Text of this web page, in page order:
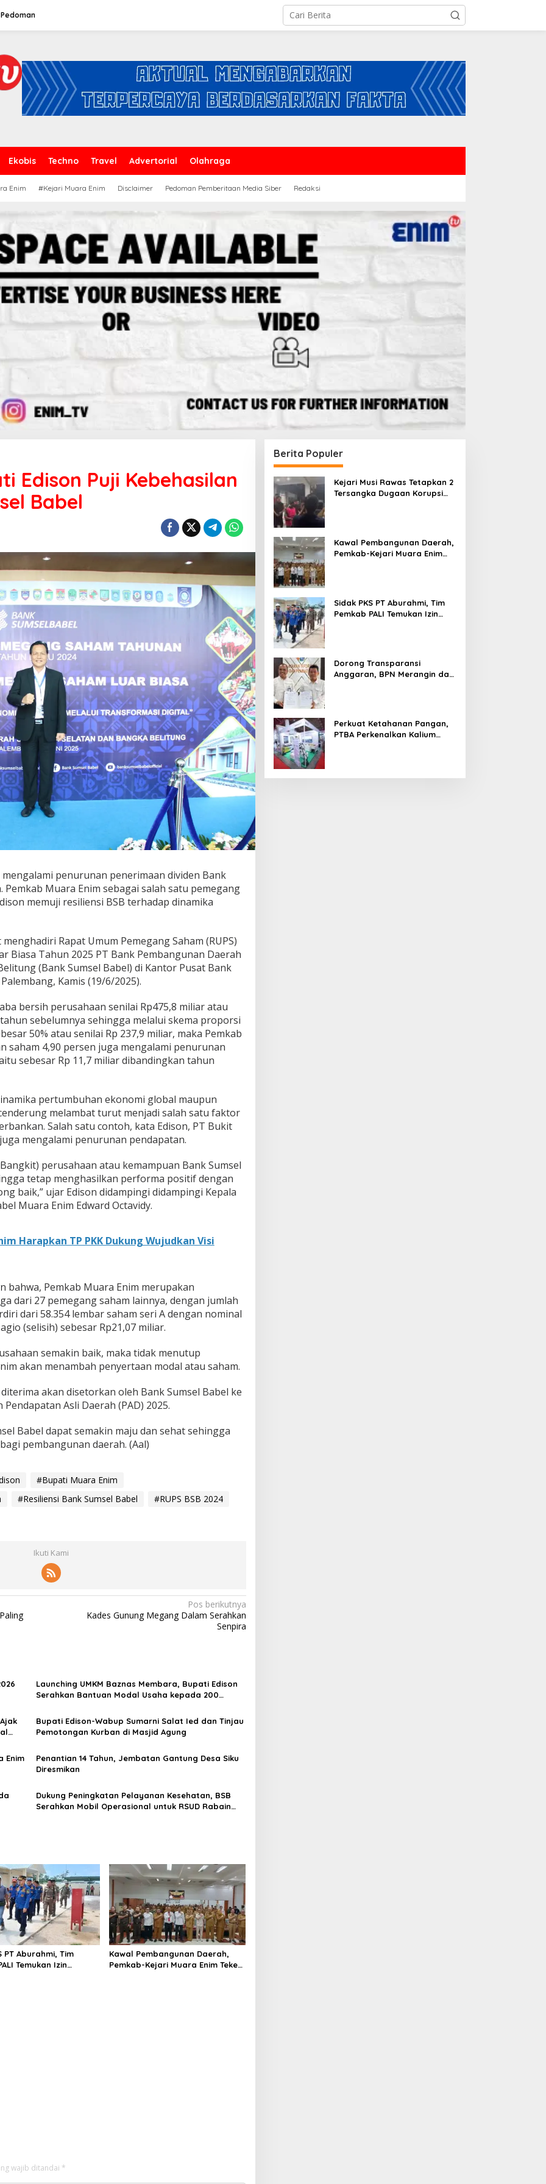
Pedoman
Ekobis Techno Travel Advertorial Olahraga
Enim #Kejari Muara Enim Disclaimer Pedoman Pemberitaan Media Siber Redaksi
Edison Puji Kebehasilan
Babel
mengalami penurunan penerimaan dividen Bank
Pemkab Muara Enim sebagai salah satu pemegang
memuji resiliensi BSB terhadap dinamika
Rapat Umum Pemegang Saham (RUPS)
Biasa Tahun 2025 PT Bank Pembangunan Daerah
(Bank Sumsel Babel) di Kantor Pusat Bank
Kamis (19/6/2025).
bersih perusahaan senilai Rp475,8 miliar atau
sebelumnya sehingga melalui skema proporsi
50% atau senilai Rp 237,9 miliar, maka Pemkab
saham 4,90 persen juga mengalami penurunan
sebesar Rp 11,7 miliar dibandingkan tahun
pertumbuhan ekonomi global maupun
melambat turut menjadi salah satu faktor
Salah satu contoh, kata Edison, PT Bukit
mengalami penurunan pendapatan.
perusahaan atau kemampuan Bank Sumsel
tetap menghasilkan performa positif dengan
baik,” ujar Edison didampingi didampingi Kepala
Muara Enim Edward Octavidy.
Harapkan TP PKK Dukung Wujudkan Visi
bahwa, Pemkab Muara Enim merupakan
dari 27 pemegang saham lainnya, dengan jumlah
dari 58.354 lembar saham seri A dengan nominal
(selisih) sebesar Rp21,07 miliar.
semakin baik, maka tidak menutup
akan menambah penyertaan modal atau saham.
akan disetorkan oleh Bank Sumsel Babel ke
Asli Daerah (PAD) 2025.
Babel dapat semakin maju dan sehat sehingga
pembangunan daerah. (Aal)
#Bupati Muara Enim
#Resiliensi Bank Sumsel Babel
#RUPS BSB 2024
Ikuti Kami
Pos berikutnya
Kades Gunung Megang Dalam Serahkan
Senpira
Launching UMKM Baznas Membara, Bupati Edison
Serahkan Bantuan Modal Usaha kepada 200
Bupati Edison-Wabup Sumarni Salat Ied dan Tinjau
Pemotongan Kurban di Masjid Agung
Enim
Penantian 14 Tahun, Jembatan Gantung Desa Siku
Diresmikan
Dukung Peningkatan Pelayanan Kesehatan, BSB
Serahkan Mobil Operasional untuk RSUD Rabain
PT Aburahmi, Tim
Temukan Izin
Kawal Pembangunan Daerah,
Pemkab-Kejari Muara Enim Teken
wajib ditandai *
Berita Populer
Kejari Musi Rawas Tetapkan 2
Tersangka Dugaan Korupsi
Kawal Pembangunan Daerah,
Pemkab-Kejari Muara Enim
Sidak PKS PT Aburahmi, Tim
Pemkab PALI Temukan Izin
Dorong Transparansi
Anggaran, BPN Merangin dan
Perkuat Ketahanan Pangan,
PTBA Perkenalkan Kalium